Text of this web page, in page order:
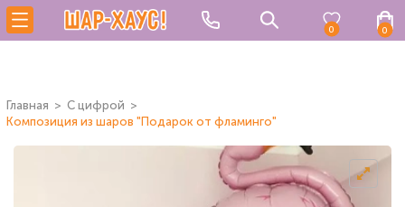
0 0
Главная
C цифрой
Композиция из шаров "Подарок от фламинго"